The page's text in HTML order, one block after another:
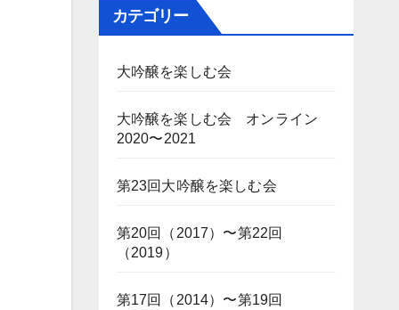
カテゴリー
大吟醸を楽しむ会
大吟醸を楽しむ会 オンライン
2020〜2021
第23回大吟醸を楽しむ会
第20回（2017）〜第22回
（2019）
第17回（2014）〜第19回